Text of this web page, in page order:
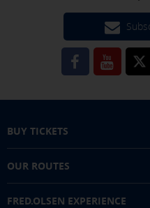
BUY TICKETS
OUR ROUTES
FRED.OLSEN EXPERIENCE